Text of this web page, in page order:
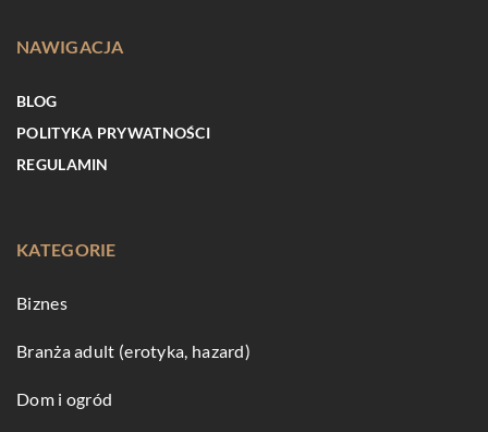
NAWIGACJA
BLOG
POLITYKA PRYWATNOŚCI
REGULAMIN
KATEGORIE
Biznes
Branża adult (erotyka, hazard)
Dom i ogród